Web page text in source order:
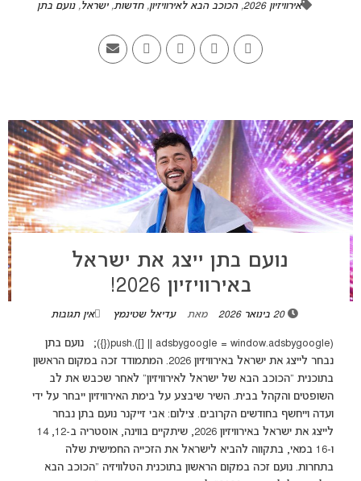
אירוויזיון 2026
,הכוכב הבא לאירוויזיון,חדשות,ישראל,נועם בתן
נועם בתן ייצג את ישראל
באירוויזיון 2026!
20 בינואר 2026 מאת עדיאל שטינמץ אין תגובות
(adsbygoogle = window.adsbygoogle || []).push({}); נועם בתן
נבחר לייצג את ישראל באירוויזיון 2026. המתמודד זכה במקום הראשון
בתוכנית "הכוכב הבא של ישראל לאירוויזיון" לאחר שכבש את לב
השופטים והקהל בבית. השיר שיבצע על בימת האירוויזיון ייבחר על ידי
ועדה וייחשף בחודשים הקרובים. צילום: אבי זייקנר נועם בתן נבחר
לייצג את ישראל באירוויזיון 2026, שיתקיים בווינה, אוסטריה ב-12, 14
ו-16 במאי, בתקווה להביא לישראל את הזכייה החמישית שלה
בתחרות. נועם זכה במקום הראשון בתוכנית הטלוויזיה "הכוכב הבא